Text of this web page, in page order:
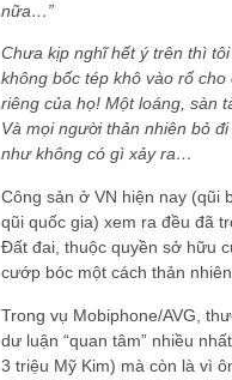
nữa…”
Chưa kịp nghĩ hết ý trên thì
không bốc tép khô vào rổ
riêng của họ! Một loáng, sàn
Và mọi người thản nhiên bỏ
như không có gì xảy ra…
Công sản ở VN hiện nay (qũi
qũi quốc gia) xem ra đều đã
Đất đai, thuộc quyền sở hữu
cướp bóc một cách thản
Trong vụ Mobiphone/AVG,
dư luận “quan tâm” nhiều
3 triệu Mỹ Kim) mà còn là vì